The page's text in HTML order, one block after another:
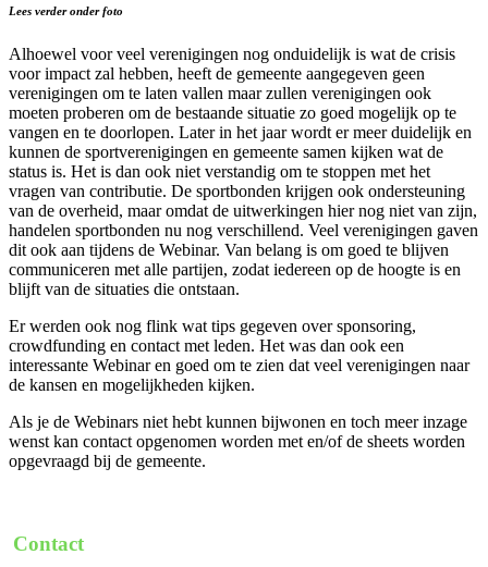
Lees verder onder foto
Alhoewel voor veel verenigingen nog onduidelijk is wat de crisis
voor impact zal hebben, heeft de gemeente aangegeven geen
verenigingen om te laten vallen maar zullen verenigingen ook
moeten proberen om de bestaande situatie zo goed mogelijk op te
vangen en te doorlopen. Later in het jaar wordt er meer duidelijk en
kunnen de sportverenigingen en gemeente samen kijken wat de
status is. Het is dan ook niet verstandig om te stoppen met het
vragen van contributie. De sportbonden krijgen ook ondersteuning
van de overheid, maar omdat de uitwerkingen hier nog niet van zijn,
handelen sportbonden nu nog verschillend. Veel verenigingen gaven
dit ook aan tijdens de Webinar. Van belang is om goed te blijven
communiceren met alle partijen, zodat iedereen op de hoogte is en
blijft van de situaties die ontstaan.
Er werden ook nog flink wat tips gegeven over sponsoring,
crowdfunding en contact met leden. Het was dan ook een
interessante Webinar en goed om te zien dat veel verenigingen naar
de kansen en mogelijkheden kijken.
Als je de Webinars niet hebt kunnen bijwonen en toch meer inzage
wenst kan contact opgenomen worden met en/of de sheets worden
opgevraagd bij de gemeente.
Contact